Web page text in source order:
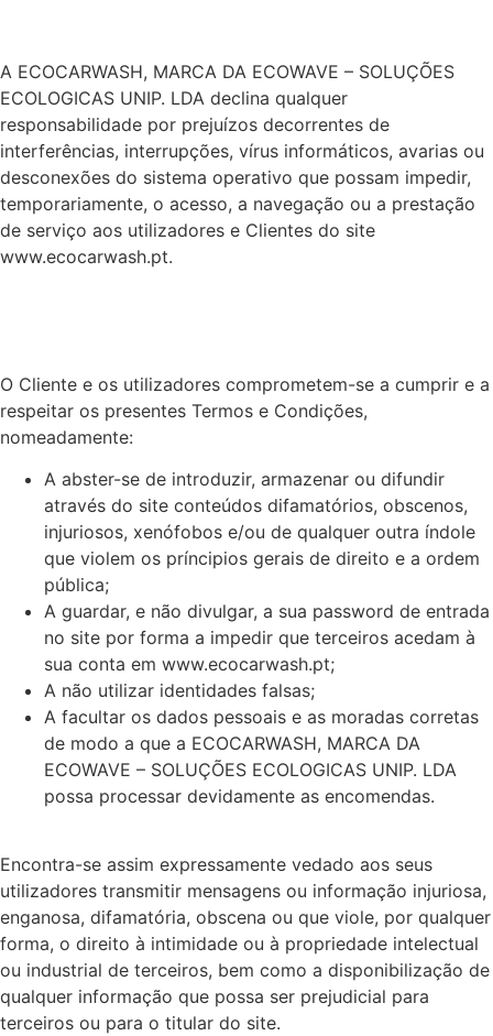
A ECOCARWASH, MARCA DA ECOWAVE – SOLUÇÕES
ECOLOGICAS UNIP. LDA declina qualquer
responsabilidade por prejuízos decorrentes de
interferências, interrupções, vírus informáticos, avarias ou
desconexões do sistema operativo que possam impedir,
temporariamente, o acesso, a navegação ou a prestação
de serviço aos utilizadores e Clientes do site
www.ecocarwash.pt.
O Cliente e os utilizadores comprometem-se a cumprir e a
respeitar os presentes Termos e Condições,
nomeadamente:
A abster-se de introduzir, armazenar ou difundir
através do site conteúdos difamatórios, obscenos,
injuriosos, xenófobos e/ou de qualquer outra índole
que violem os príncipios gerais de direito e a ordem
pública;
A guardar, e não divulgar, a sua password de entrada
no site por forma a impedir que terceiros acedam à
sua conta em www.ecocarwash.pt;
A não utilizar identidades falsas;
A facultar os dados pessoais e as moradas corretas
de modo a que a ECOCARWASH, MARCA DA
ECOWAVE – SOLUÇÕES ECOLOGICAS UNIP. LDA
possa processar devidamente as encomendas.
Encontra-se assim expressamente vedado aos seus
utilizadores transmitir mensagens ou informação injuriosa,
enganosa, difamatória, obscena ou que viole, por qualquer
forma, o direito à intimidade ou à propriedade intelectual
ou industrial de terceiros, bem como a disponibilização de
qualquer informação que possa ser prejudicial para
terceiros ou para o titular do site.